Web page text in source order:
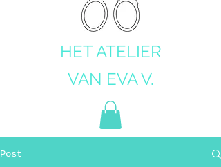
HET ATELIER
VAN EVA V.
Post